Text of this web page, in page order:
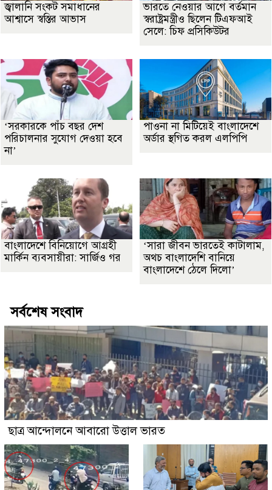
জ্বালানি সংকট সমাধানের
আশ্বাসে স্বস্তির আভাস
ভারতে নেওয়ার আগে বর্তমান
স্বরাষ্ট্রমন্ত্রীও ছিলেন টিএফআই
সেলে: চিফ প্রসিকিউটর
‘সরকারকে পাঁচ বছর দেশ
পরিচালনার সুযোগ দেওয়া হবে
না’
পাওনা না মিটিয়েই বাংলাদেশে
অর্ডার স্থগিত করল এলপিপি
বাংলাদেশে বিনিয়োগে আগ্রহী
মার্কিন ব্যবসায়ীরা: সার্জিও গর
‘সারা জীবন ভারতেই কাটালাম,
অথচ বাংলাদেশি বানিয়ে
বাংলাদেশে ঠেলে দিলো’
সর্বশেষ সংবাদ
ছাত্র আন্দোলনে আবারো উত্তাল ভারত